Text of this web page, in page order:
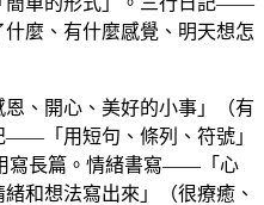
什麼、有什麼感覺、明天想怎
、開心、美好的小事」（有
——「用短句、條列、符號」
寫長篇。情緒書寫——「心
和想法寫出來」（很療癒、